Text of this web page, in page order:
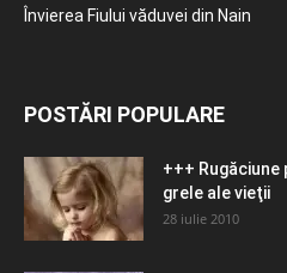
Învierea Fiului văduvei din Nain
POSTĂRI POPULARE
+++
grele ale vieţii
28 iulie 2010